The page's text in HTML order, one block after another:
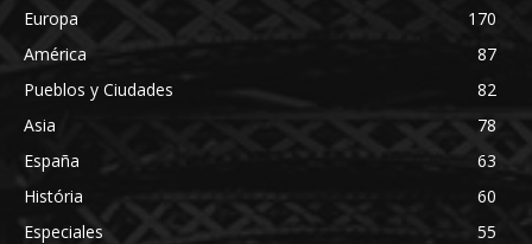
Europa
170
América
87
Pueblos y Ciudades
82
Asia
78
España
63
História
60
Especiales
55